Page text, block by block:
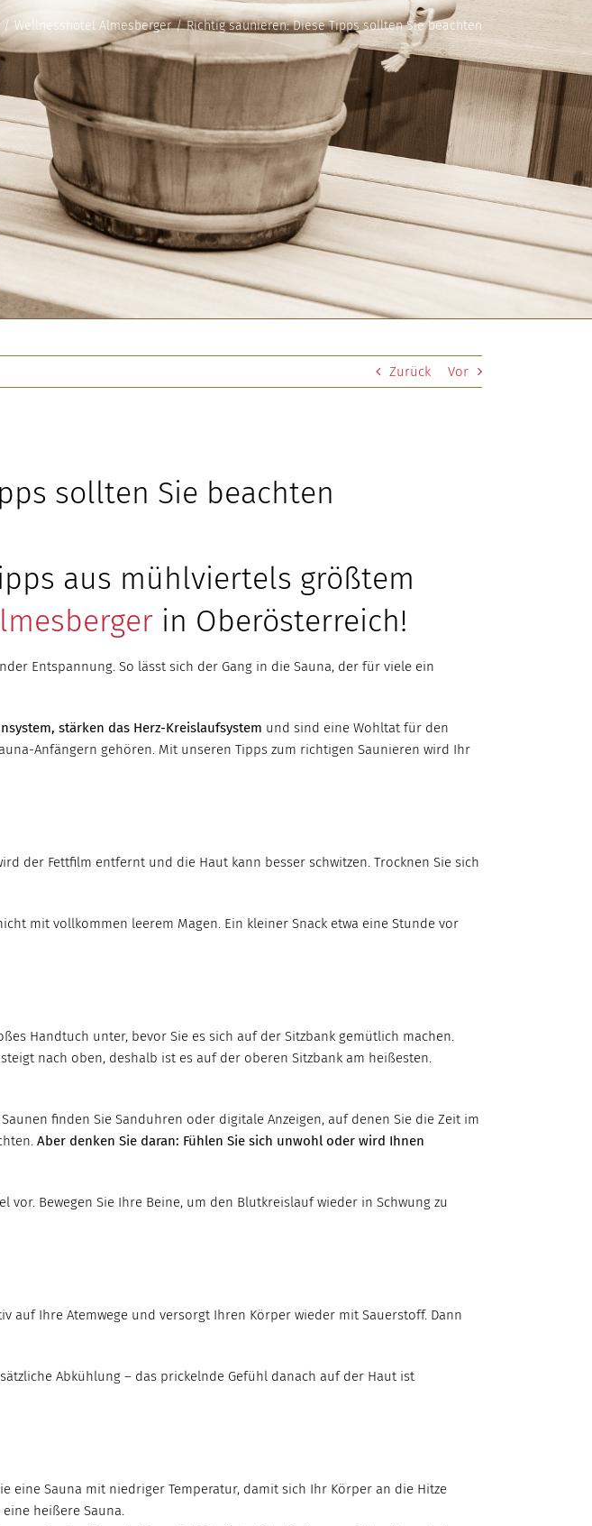
Wellnesshotel Almesberger Richtig saunieren: Diese Tipps sollten Sie beachten
Zurück Vor
sollten Sie beachten
aus mühlviertels größtem
in Oberösterreich!
Entspannung. So lässt sich der Gang in die Sauna, der für viele ein
stärken das Herz-Kreislaufsystem und sind eine Wohltat für den
Anfängern gehören. Mit unseren Tipps zum richtigen Saunieren wird Ihr
der Fettfilm entfernt und die Haut kann besser schwitzen. Trocknen Sie sich
mit vollkommen leerem Magen. Ein kleiner Snack etwa eine Stunde vor
Handtuch unter, bevor Sie es sich auf der Sitzbank gemütlich machen.
nach oben, deshalb ist es auf der oberen Sitzbank am heißesten.
finden Sie Sanduhren oder digitale Anzeigen, auf denen Sie die Zeit im
Aber denken Sie daran: Fühlen Sie sich unwohl oder wird Ihnen
Bewegen Sie Ihre Beine, um den Blutkreislauf wieder in Schwung zu
auf Ihre Atemwege und versorgt Ihren Körper wieder mit Sauerstoff. Dann
Abkühlung – das prickelnde Gefühl danach auf der Haut ist
eine Sauna mit niedriger Temperatur, damit sich Ihr Körper an die Hitze
heißere Sauna.